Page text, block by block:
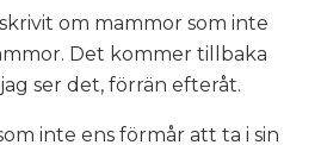
om mammor som inte
Det kommer tillbaka
ser det, förrän efteråt.
inte ens förmår att ta i sin